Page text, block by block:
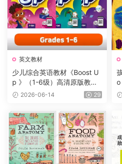
英文教材
少儿综合英语教材《Boost U
p 》（1-6级）高清原版教
材，学生书+课本答案试题
2026-06-14 29
o